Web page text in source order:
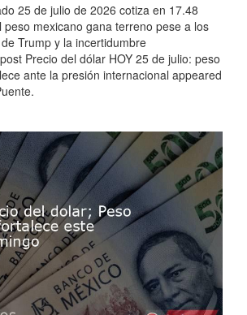
25 de julio de 2026 cotiza en 17.48
peso mexicano gana terreno pese a los
Trump y la incertidumbre
Precio del dólar HOY 25 de julio: peso
ante la presión internacional appeared